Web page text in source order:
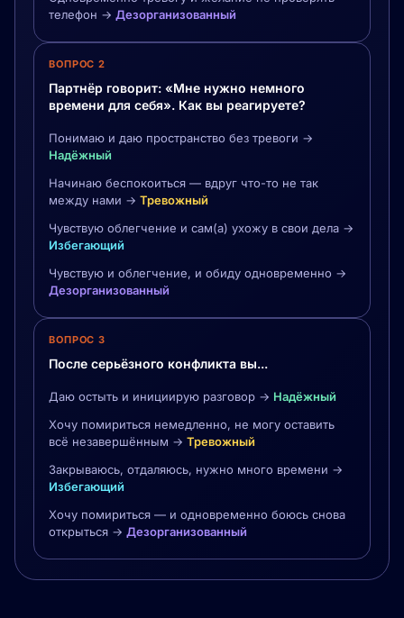
телефон → Дезорганизованный
ВОПРОС 2
Партнёр говорит: «Мне нужно немного
времени для себя». Как вы реагируете?
Понимаю и даю пространство без тревоги →
Надёжный
Начинаю беспокоиться — вдруг что-то не так
между нами → Тревожный
Чувствую облегчение и сам(а) ухожу в свои дела →
Избегающий
Чувствую и облегчение, и обиду одновременно →
Дезорганизованный
ВОПРОС 3
После серьёзного конфликта вы...
Даю остыть и инициирую разговор → Надёжный
Хочу помириться немедленно, не могу оставить
всё незавершённым → Тревожный
Закрываюсь, отдаляюсь, нужно много времени →
Избегающий
Хочу помириться — и одновременно боюсь снова
открыться → Дезорганизованный